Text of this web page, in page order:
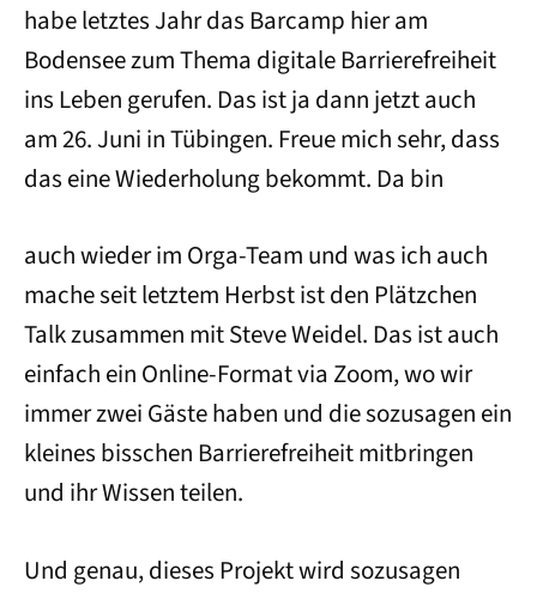
habe letztes Jahr das Barcamp hier am
Bodensee zum Thema digitale Barrierefreiheit
ins Leben gerufen. Das ist ja dann jetzt auch
am 26. Juni in Tübingen. Freue mich sehr, dass
das eine Wiederholung bekommt. Da bin
auch wieder im Orga-Team und was ich auch
mache seit letztem Herbst ist den Plätzchen
Talk zusammen mit Steve Weidel. Das ist auch
einfach ein Online-Format via Zoom, wo wir
immer zwei Gäste haben und die sozusagen ein
kleines bisschen Barrierefreiheit mitbringen
und ihr Wissen teilen.
Und genau, dieses Projekt wird sozusagen